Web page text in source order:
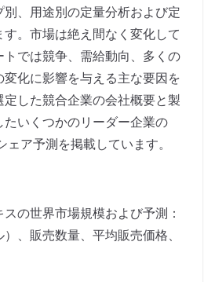
、用途別の定量分析および定
。市場は絶え間なく変化して
では競争、需給動向、多くの
化に影響を与える主な要因を
した競合企業の会社概要と製
いくつかのリーダー企業の
ア予測を掲載しています。
の世界市場規模および予測：
、販売数量、平均販売価格、